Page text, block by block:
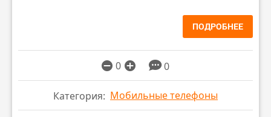
ПОДРОБНЕЕ
0 0
Категория: Мобильные телефоны